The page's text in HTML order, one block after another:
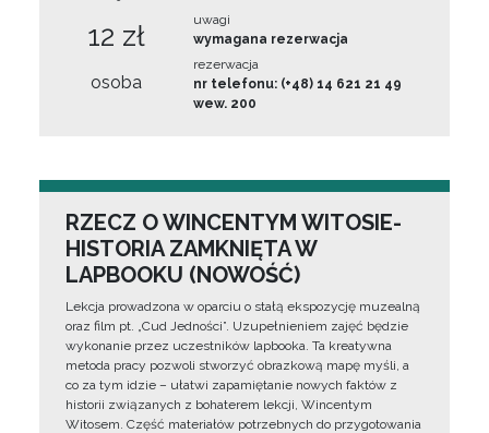
12 zł
osoba
uwagi
wymagana rezerwacja
rezerwacja
nr telefonu: (+48) 14 621 21 49
wew. 200
RZECZ O WINCENTYM WITOSIE-
HISTORIA ZAMKNIĘTA W
LAPBOOKU (NOWOŚĆ)
Lekcja prowadzona w oparciu o stałą ekspozycję muzealną
oraz film pt. „Cud Jedności”. Uzupełnieniem zajęć będzie
wykonanie przez uczestników lapbooka. Ta kreatywna
metoda pracy pozwoli stworzyć obrazkową mapę myśli, a
co za tym idzie – ułatwi zapamiętanie nowych faktów z
historii związanych z bohaterem lekcji, Wincentym
Witosem. Część materiałów potrzebnych do przygotowania